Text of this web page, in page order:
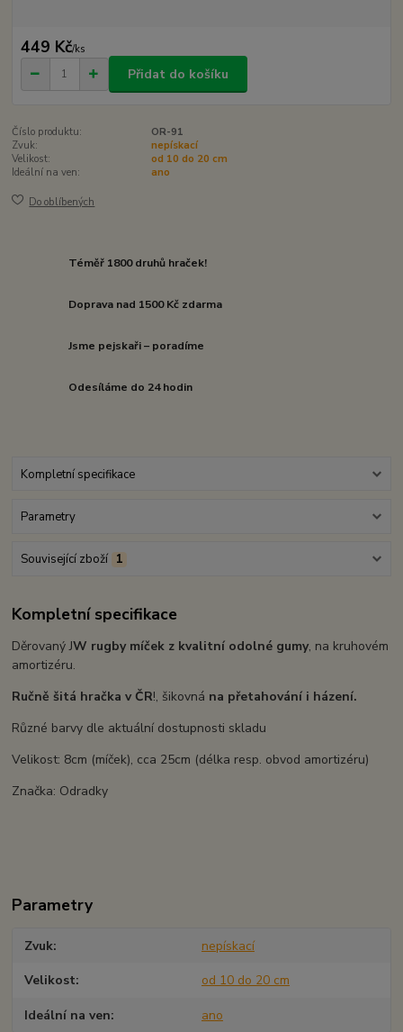
449 Kč/ks
Přidat do košíku
Číslo produktu:
OR-91
Zvuk:
nepískací
Velikost:
od 10 do 20 cm
Ideální na ven:
ano
Do oblíbených
Téměř 1800 druhů hraček!
Doprava nad 1500 Kč zdarma
Jsme pejskaři – poradíme
Odesíláme do 24 hodin
Kompletní specifikace
Parametry
Související zboží 1
Kompletní specifikace
Děrovaný JW rugby míček z kvalitní odolné gumy, na kruhovém
amortizéru.
Ručně šitá hračka v ČR!, šikovná na přetahování i házení.
Různé barvy dle aktuální dostupnosti skladu
Velikost: 8cm (míček), cca 25cm (délka resp. obvod amortizéru)
Značka: Odradky
Parametry
Zvuk nepískací
Velikost od 10 do 20 cm
Ideální na ven ano